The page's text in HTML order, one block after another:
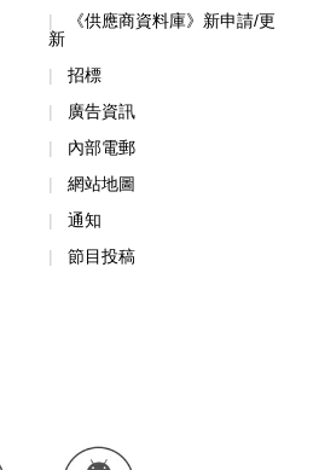
《供應商資料庫》新申請/更
新
招標
廣告資訊
內部電郵
網站地圖
通知
節目投稿